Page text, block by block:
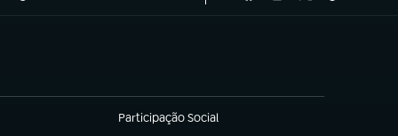
Participação Social
(abre em nova aba)